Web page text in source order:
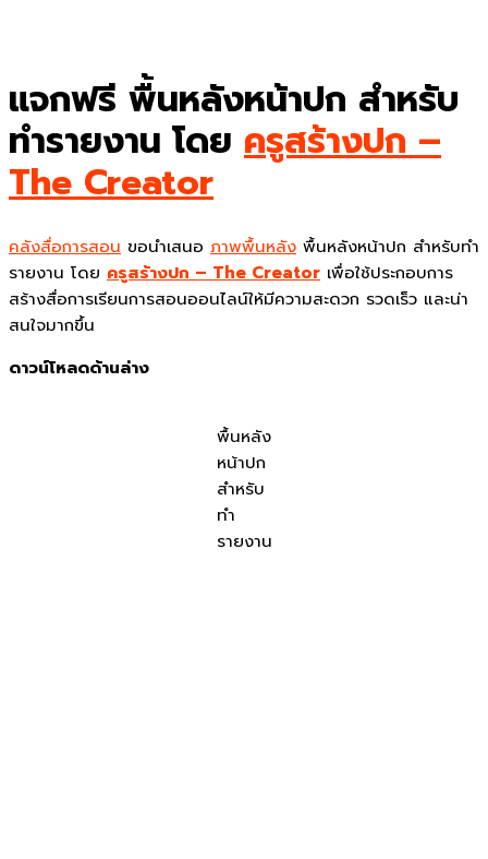
แจกฟรี พื้นหลังหน้าปก สำหรับ
ทำรายงาน โดย ครูสร้างปก –
The Creator
คลังสื่อการสอน ขอนำเสนอ ภาพพื้นหลัง พื้นหลังหน้าปก สำหรับทำ
รายงาน โดย ครูสร้างปก – The Creator เพื่อใช้ประกอบการ
สร้างสื่อการเรียนการสอนออนไลน์ให้มีความสะดวก รวดเร็ว และน่า
สนใจมากขึ้น
ดาวน์โหลดด้านล่าง
พื้นหลัง
หน้าปก
สำหรับ
ทำ
รายงาน